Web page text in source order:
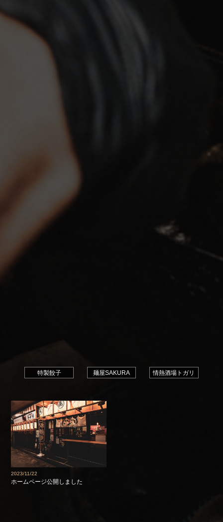
特製餃子 麺屋SAKURA 情熱酒場トガリ
2023/11/22
ホームページ公開しました